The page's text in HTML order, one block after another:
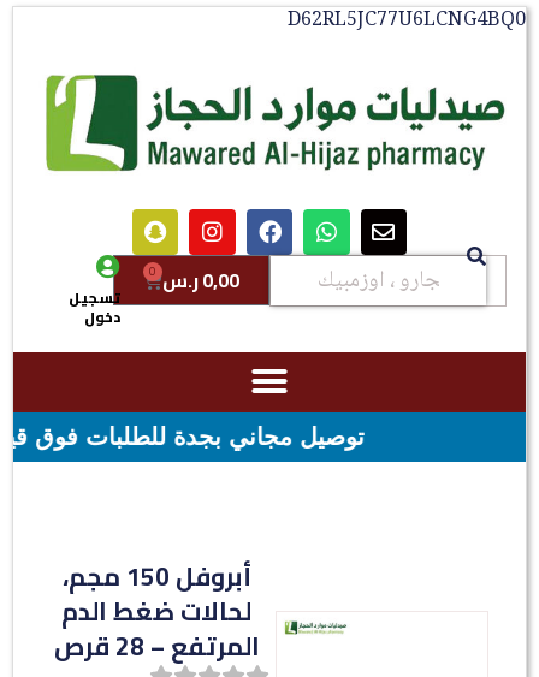
D62RL5JC77U6LCNG4BQ0
0,00ر.س 0
تسجيل
دخول
توصيل مجاني بجدة للطلبات فوق قيمه ال ١٠٠ ريال - شحن مجاني لقيمه اكثر من ٢٩٩ ريال
أبروفل 150 مجم،
لحالات ضغط الدم
المرتفع – 28 قرص